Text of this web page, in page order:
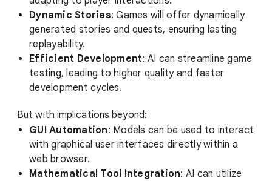
Dynamic Stories: Games will offer dynamically
generated stories and quests, ensuring lasting
replayability.
Efficient Development: AI can streamline game
testing, leading to higher quality and faster
development cycles.
But with implications beyond:
GUI Automation: Models can be used to interact
with graphical user interfaces directly within a
web browser.
Mathematical Tool Integration: AI can utilize